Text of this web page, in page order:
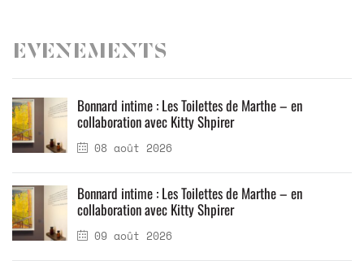
Evenements
08 août 2026
Bonnard intime : Les Toilettes de Marthe – en
collaboration avec Kitty Shpirer
09 août 2026
Bonnard intime : Les Toilettes de Marthe – en
collaboration avec Kitty Shpirer